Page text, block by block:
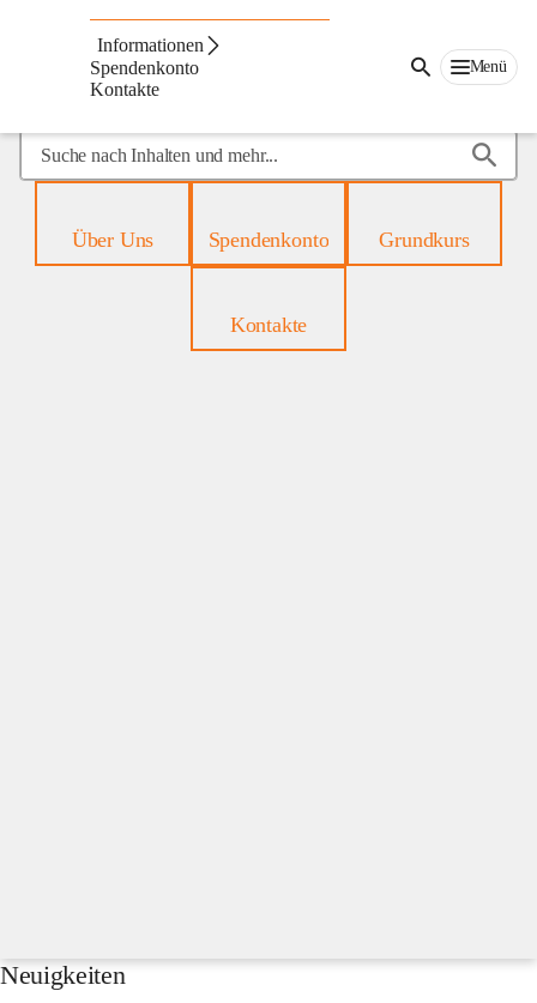
Informationen
Spendenkonto
Kontakte
Menü
Suche
nach
mehr...Über Uns Spendenkonto Grundkurs
Kontakte
Neuigkeiten